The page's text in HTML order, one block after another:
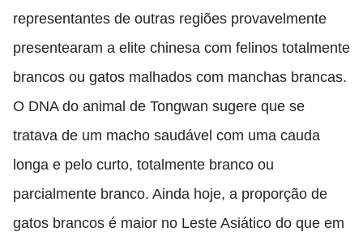
representantes de outras regiões provavelmente
presentearam a elite chinesa com felinos totalmente
brancos ou gatos malhados com manchas brancas.
O DNA do animal de Tongwan sugere que se
tratava de um macho saudável com uma cauda
longa e pelo curto, totalmente branco ou
parcialmente branco. Ainda hoje, a proporção de
gatos brancos é maior no Leste Asiático do que em